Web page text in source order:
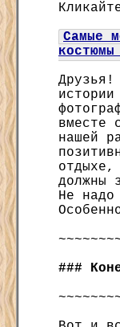
Самые
Друзья!
вместе
нашей
должны
Не надо
###